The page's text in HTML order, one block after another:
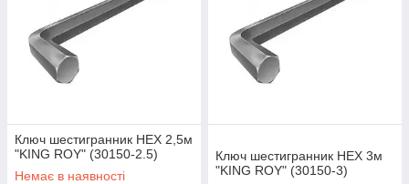
Ключ шестигранник HEX 2,5м
"KING ROY" (30150-2.5)
Немає в наявності
Ключ шестигранник HEX 3м
"KING ROY" (30150-3)